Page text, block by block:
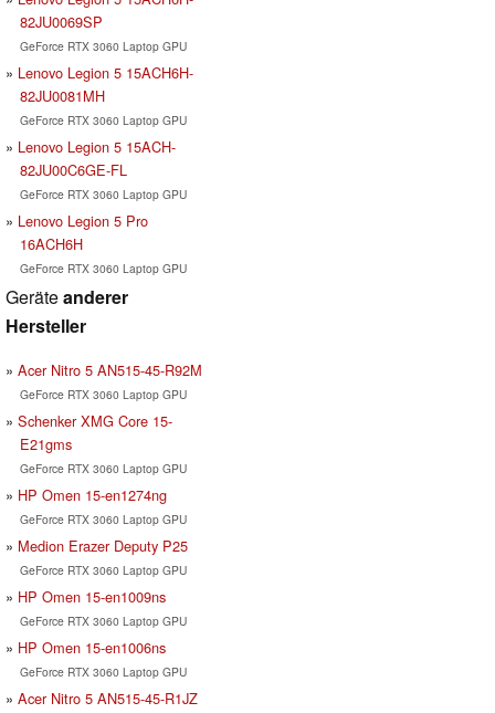
82JU0069SP
GeForce RTX 3060 Laptop GPU
Lenovo Legion 5 15ACH6H-
82JU0081MH
GeForce RTX 3060 Laptop GPU
Lenovo Legion 5 15ACH-
82JU00C6GE-FL
GeForce RTX 3060 Laptop GPU
Lenovo Legion 5 Pro
16ACH6H
GeForce RTX 3060 Laptop GPU
Geräteanderer
Hersteller
Acer Nitro 5 AN515-45-R92M
GeForce RTX 3060 Laptop GPU
Schenker XMG Core 15-
E21gms
GeForce RTX 3060 Laptop GPU
HP Omen 15-en1274ng
GeForce RTX 3060 Laptop GPU
Medion Erazer Deputy P25
GeForce RTX 3060 Laptop GPU
HP Omen 15-en1009ns
GeForce RTX 3060 Laptop GPU
HP Omen 15-en1006ns
GeForce RTX 3060 Laptop GPU
Acer Nitro 5 AN515-45-R1JZ